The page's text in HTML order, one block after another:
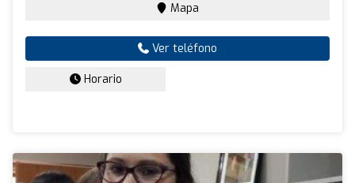
Mapa
Ver teléfono
Horario